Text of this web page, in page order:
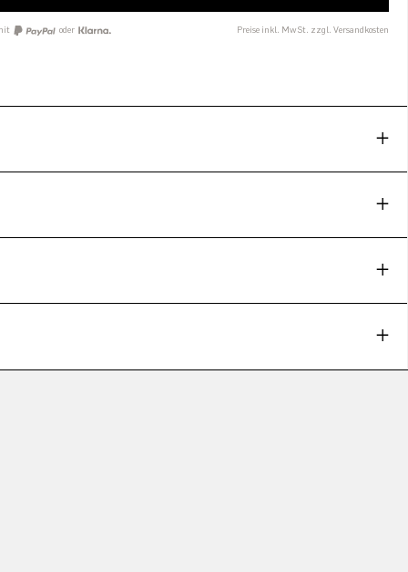
oder Preise inkl. MwSt. zzgl. Versandkosten